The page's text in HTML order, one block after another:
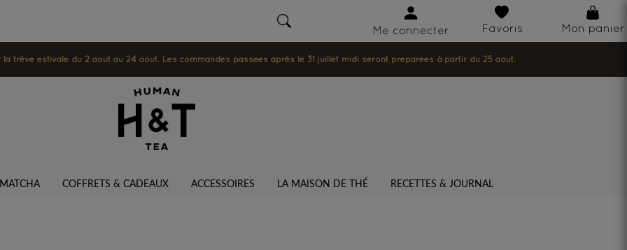
Me connecter Favoris Mon panier
trêve estivale du 2 août au 24 août. Les commandes passées après le 31 juillet midi seront préparées à partir du 25 août.
COFFRETS & CADEAUX ACCESSOIRES LA MAISON DE THÉ RECETTES & JOURNAL